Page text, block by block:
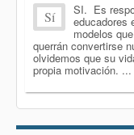
Sí SI. Es
educadores
modelos
querrán convertirse
olvidemos que su
propia motivación. ...